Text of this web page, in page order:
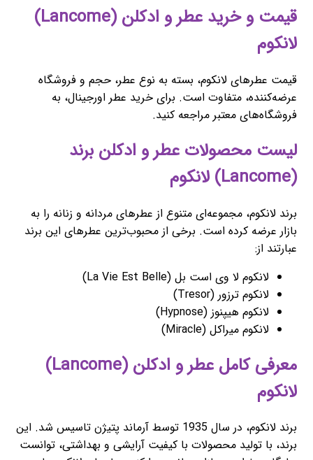
قیمت و خرید عطر و ادکلن (Lancome)
لانکوم
قیمت عطرهای لانکوم، بسته به نوع عطر، حجم و فروشگاه
عرضه‌کننده، متفاوت است. برای خرید عطر اورجینال، به
فروشگاه‌های معتبر مراجعه کنید.
لیست محصولات عطر و ادکلن برند
(Lancome) لانکوم
برند لانکوم، مجموعه‌ای متنوع از عطرهای مردانه و زنانه را به
بازار عرضه کرده است. برخی از محبوب‌ترین عطرهای این برند
عبارتند از:
لانکوم لا وی است بل (La Vie Est Belle)
لانکوم ترزور (Tresor)
لانکوم هیپنوز (Hypnose)
لانکوم میراکل (Miracle)
معرفی کامل عطر و ادکلن (Lancome)
لانکوم
برند لانکوم، در سال 1935 توسط آرماند پتیژن تاسیس شد. این
برند، با تولید محصولات با کیفیت آرایشی و بهداشتی، توانست